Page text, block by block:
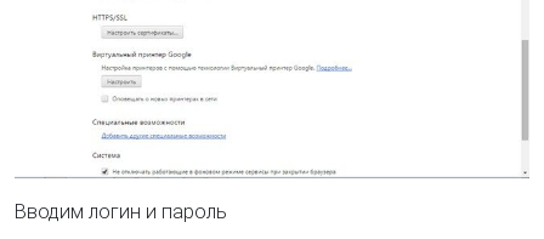
Вводим логин и пароль